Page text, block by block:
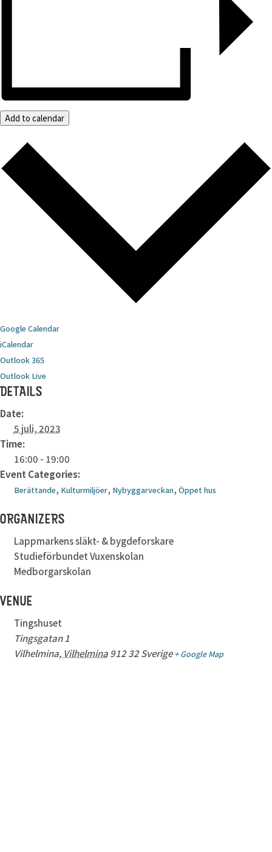
Add to calendar
Google Calendar
iCalendar
Outlook 365
Outlook Live
DETAILS
Date:
5 juli, 2023
Time:
16:00 - 19:00
Event Categories:
Berättande, Kulturmiljöer, Nybyggarveckan, Öppet hus
ORGANIZERS
Lappmarkens släkt- & bygdeforskare
Studieförbundet Vuxenskolan
Medborgarskolan
VENUE
Tingshuset
Tingsgatan 1
Vilhelmina, Vilhelmina 912 32 Sverige + Google Map